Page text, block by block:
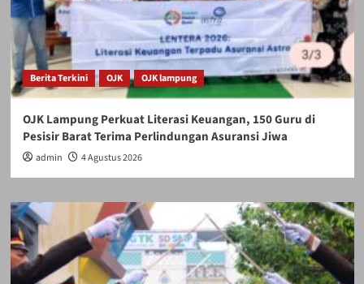
Berita Terkini OJK OJK lampung
OJK Lampung Perkuat Literasi Keuangan, 150 Guru di
Pesisir Barat Terima Perlindungan Asuransi Jiwa
admin 4 Agustus 2026